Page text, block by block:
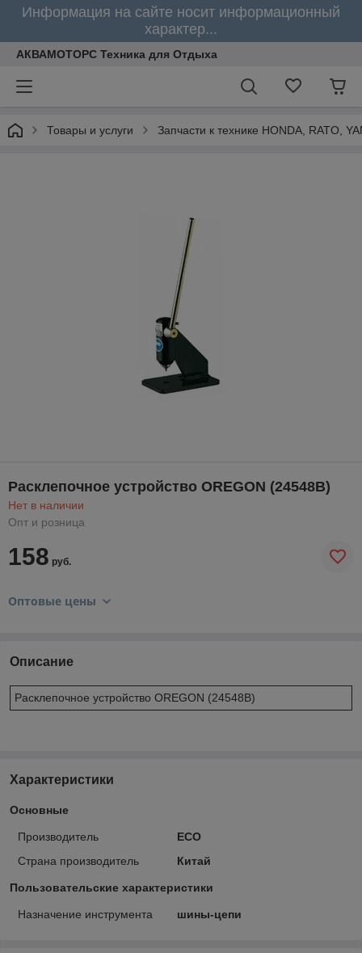
Информация на сайте носит информационный
характер...
АКВАМОТОРС Техника для Отдыха
Товары и услуги Запчасти к технике HONDA, RATO,
Расклепочное устройство OREGON (24548B)
Нет в наличии
Опт и розница
158 руб.
Оптовые цены
Описание
Расклепочное устройство OREGON (24548B)
Характеристики
Основные
Производитель
ECO
Страна производитель
Китай
Пользовательские характеристики
Назначение инструмента шины-цепи